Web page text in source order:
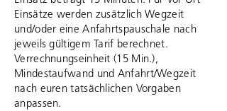
Einsätze werden zusätzlich Wegzeit
und/oder eine Anfahrtspauschale nach
jeweils gültigem Tarif berechnet.
Verrechnungseinheit (15 Min.),
Mindestaufwand und Anfahrt/Wegzeit
nach euren tatsächlichen Vorgaben
anpassen.